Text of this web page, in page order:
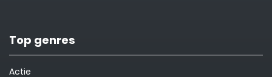
Top genres
Actie